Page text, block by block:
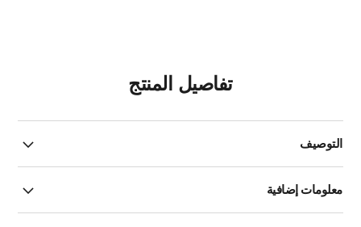
تفاصيل المنتج
التوصيف
معلومات إضافية